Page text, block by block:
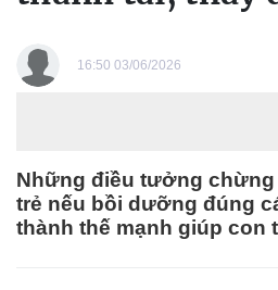
16:50 03/06/2026
Những điều tưởng
trẻ nếu bồi dưỡng đúng
thành thế mạnh giúp con